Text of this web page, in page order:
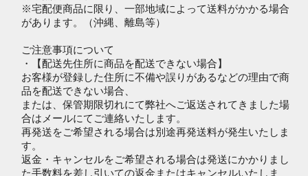
※宅配便商品に限り、一部地域によって送料がかかる場合
があります。（沖縄、離島等）
ご注意事項について
・【配送先住所に商品を配送できない場合】
お客様が登録した住所に不備や誤りがあるなどの理由で商
品を配送できない場合、
または、保管期限切れにて弊社へご返送されてきました場
合はメールにてご連絡いたします。
再発送をご希望される場合は別途再発送料が発生いたしま
す。
返金・キャンセルをご希望される場合は発送にかかりまし
た手数料を差し引いての返金またはキャンセルいたしま